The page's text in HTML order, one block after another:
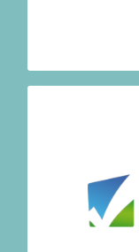
dei conti
computing i
lavoro: del